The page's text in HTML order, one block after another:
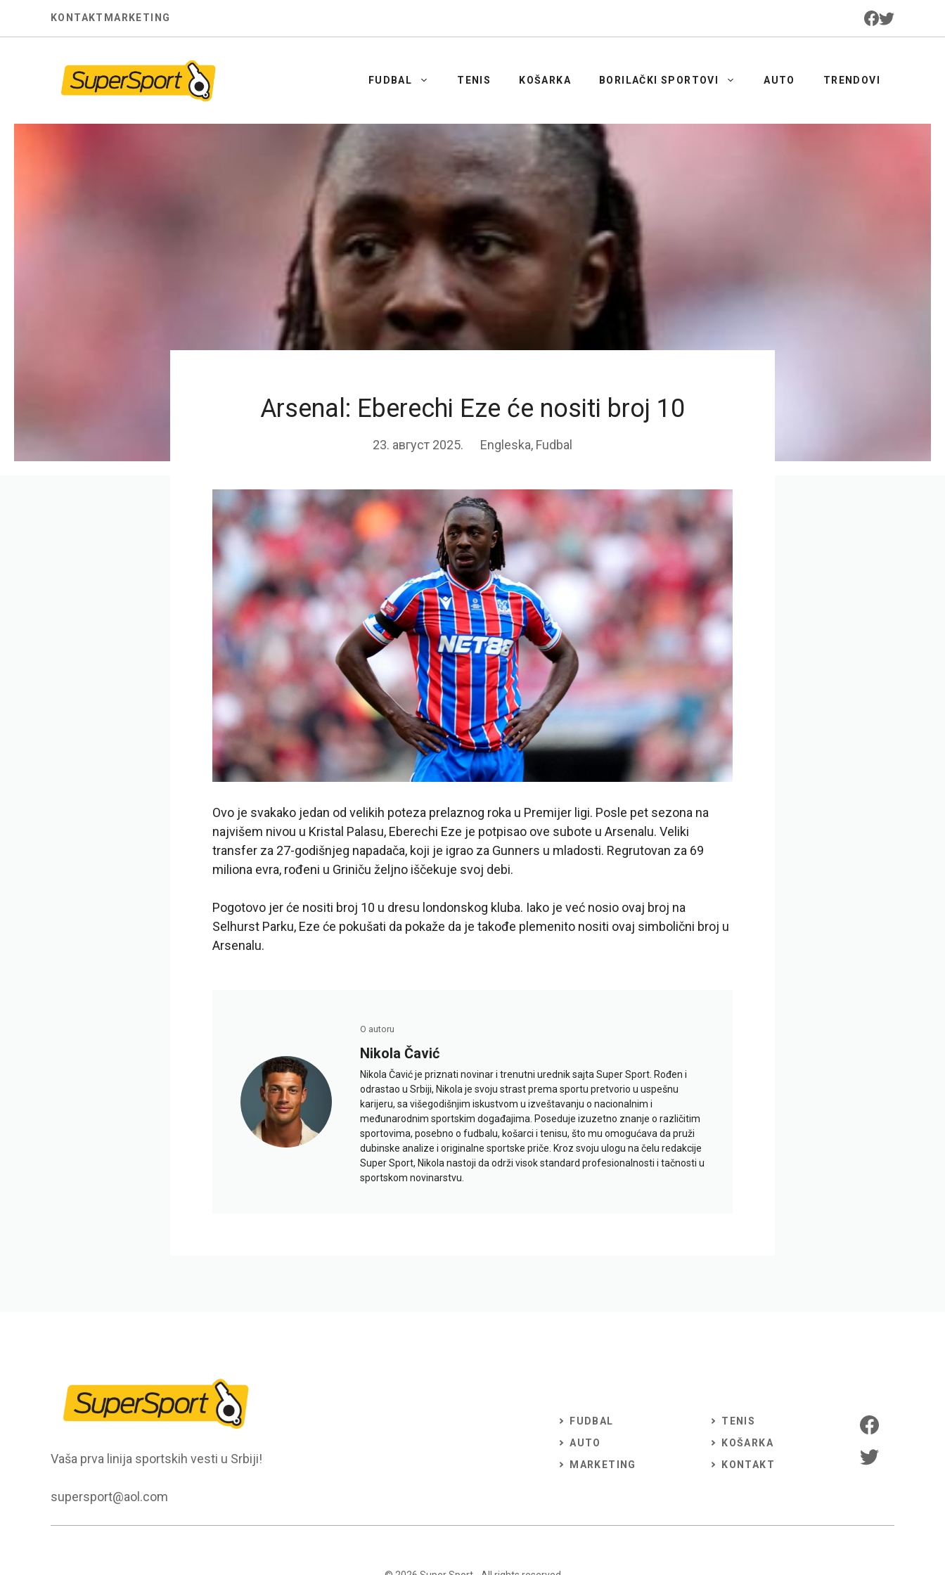
KONTAKT MARKETING
FUDBAL TENIS KOŠARKA BORILAČKI SPORTOVI AUTO TRENDOVI
Arsenal: Eberechi Eze će nositi broj 10
23. август 2025. Engleska, Fudbal
Ovo je svakako jedan od velikih poteza prelaznog roka u Premijer ligi. Posle pet sezona na
najvišem nivou u Kristal Palasu, Eberechi Eze je potpisao ove subote u Arsenalu. Veliki
transfer za 27-godišnjeg napadača, koji je igrao za Gunners u mladosti. Regrutovan za 69
miliona evra, rođeni u Griniču željno iščekuje svoj debi.
Pogotovo jer će nositi broj 10 u dresu londonskog kluba. Iako je već nosio ovaj broj na
Selhurst Parku, Eze će pokušati da pokaže da je takođe plemenito nositi ovaj simbolični broj u
Arsenalu.
O autoru
Nikola Čavić
Nikola Čavić je priznati novinar i trenutni urednik sajta Super Sport. Rođen i
odrastao u Srbiji, Nikola je svoju strast prema sportu pretvorio u uspešnu
karijeru, sa višegodišnjim iskustvom u izveštavanju o nacionalnim i
međunarodnim sportskim događajima. Poseduje izuzetno znanje o različitim
sportovima, posebno o fudbalu, košarci i tenisu, što mu omogućava da pruži
dubinske analize i originalne sportske priče. Kroz svoju ulogu na čelu redakcije
Super Sport, Nikola nastoji da održi visok standard profesionalnosti i tačnosti u
sportskom novinarstvu.
Vaša prva linija sportskih vesti u Srbiji!
supersport@aol.com
FUDBAL
AUTO
MARKETING
TENIS
KOŠARKA
KONTAKT